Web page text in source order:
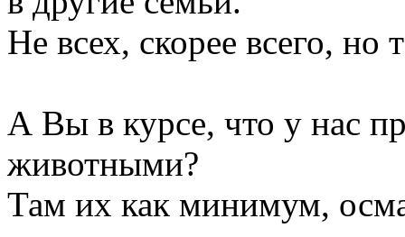
Не всех, скорее всего, но
А Вы в курсе, что у нас
животными?
Там их как минимум,